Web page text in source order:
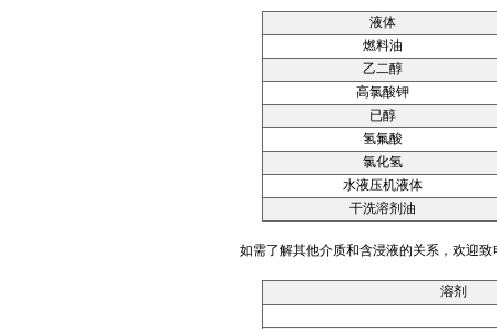
液体
燃料油
乙二醇
高氯酸钾
已醇
氢氟酸
氯化氢
水液压机液体
干洗溶剂油
如需了解其他介质和含浸液的关系，欢迎
溶剂